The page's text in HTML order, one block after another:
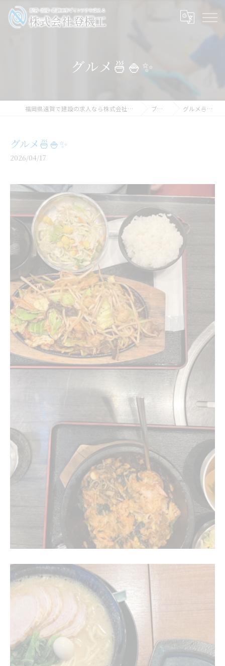
グルメ🍜🍚✨
福岡県遠賀で建設の求人なら株式会社登機工 ブログ グルメ🍜🍚✨
グルメ🍜🍚✨
2026/04/17